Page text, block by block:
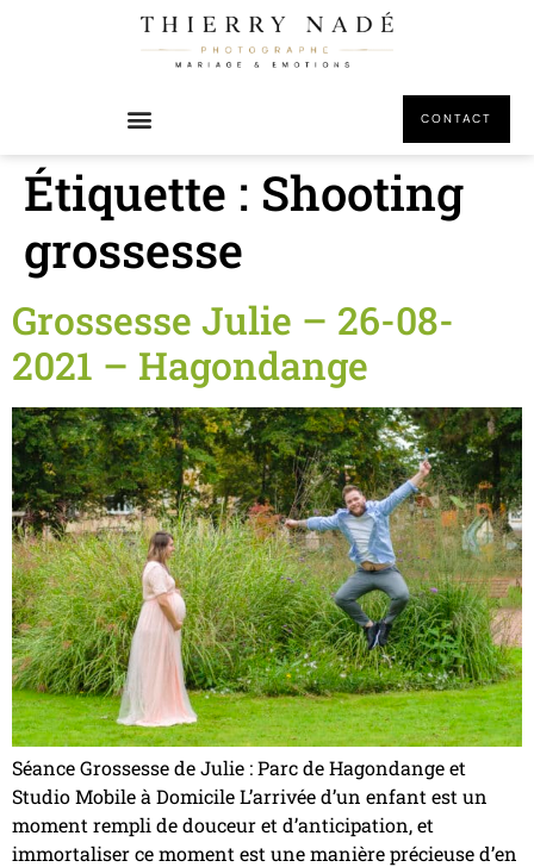
CONTACT
Étiquette : Shooting
grossesse
Grossesse Julie – 26-08-
2021 – Hagondange
Séance Grossesse de Julie : Parc de Hagondange et
Studio Mobile à Domicile L’arrivée d’un enfant est un
moment rempli de douceur et d’anticipation, et
immortaliser ce moment est une manière précieuse d’en